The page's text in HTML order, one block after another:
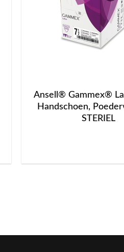
Ansell® Gammex®
Handschoen,
STERIEL